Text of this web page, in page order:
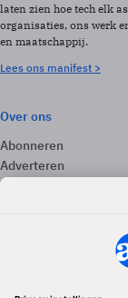
laten zien hoe tech elk
organisaties, ons werk
en maatschappij.
Lees ons manifest >
Over ons
Abonneren
Adverteren
Contact